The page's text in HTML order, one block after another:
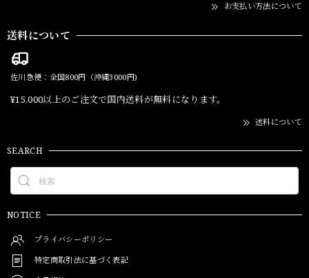
お支払い方法について
送料について
佐川急便：全国800円（沖縄3000円)
¥15,000以上のご注文で国内送料が無料になります。
送料について
SEARCH
NOTICE
プライバシーポリシー
特定商取引法に基づく表記